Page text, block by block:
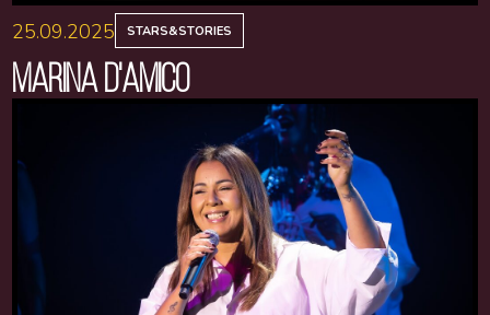
25.09.2025 STARS&STORIES
MARINA D'AMICO